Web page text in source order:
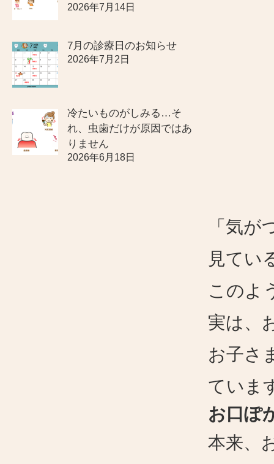
2026年7月14日
7月の診療日のお知らせ
2026年7月2日
冷たいものがしみる…そ
れ、虫歯だけが原因ではあ
りません
2026年6月18日
「気
見てい
このよ
実は、
お子さ
ていま
お口ぽ
本来、